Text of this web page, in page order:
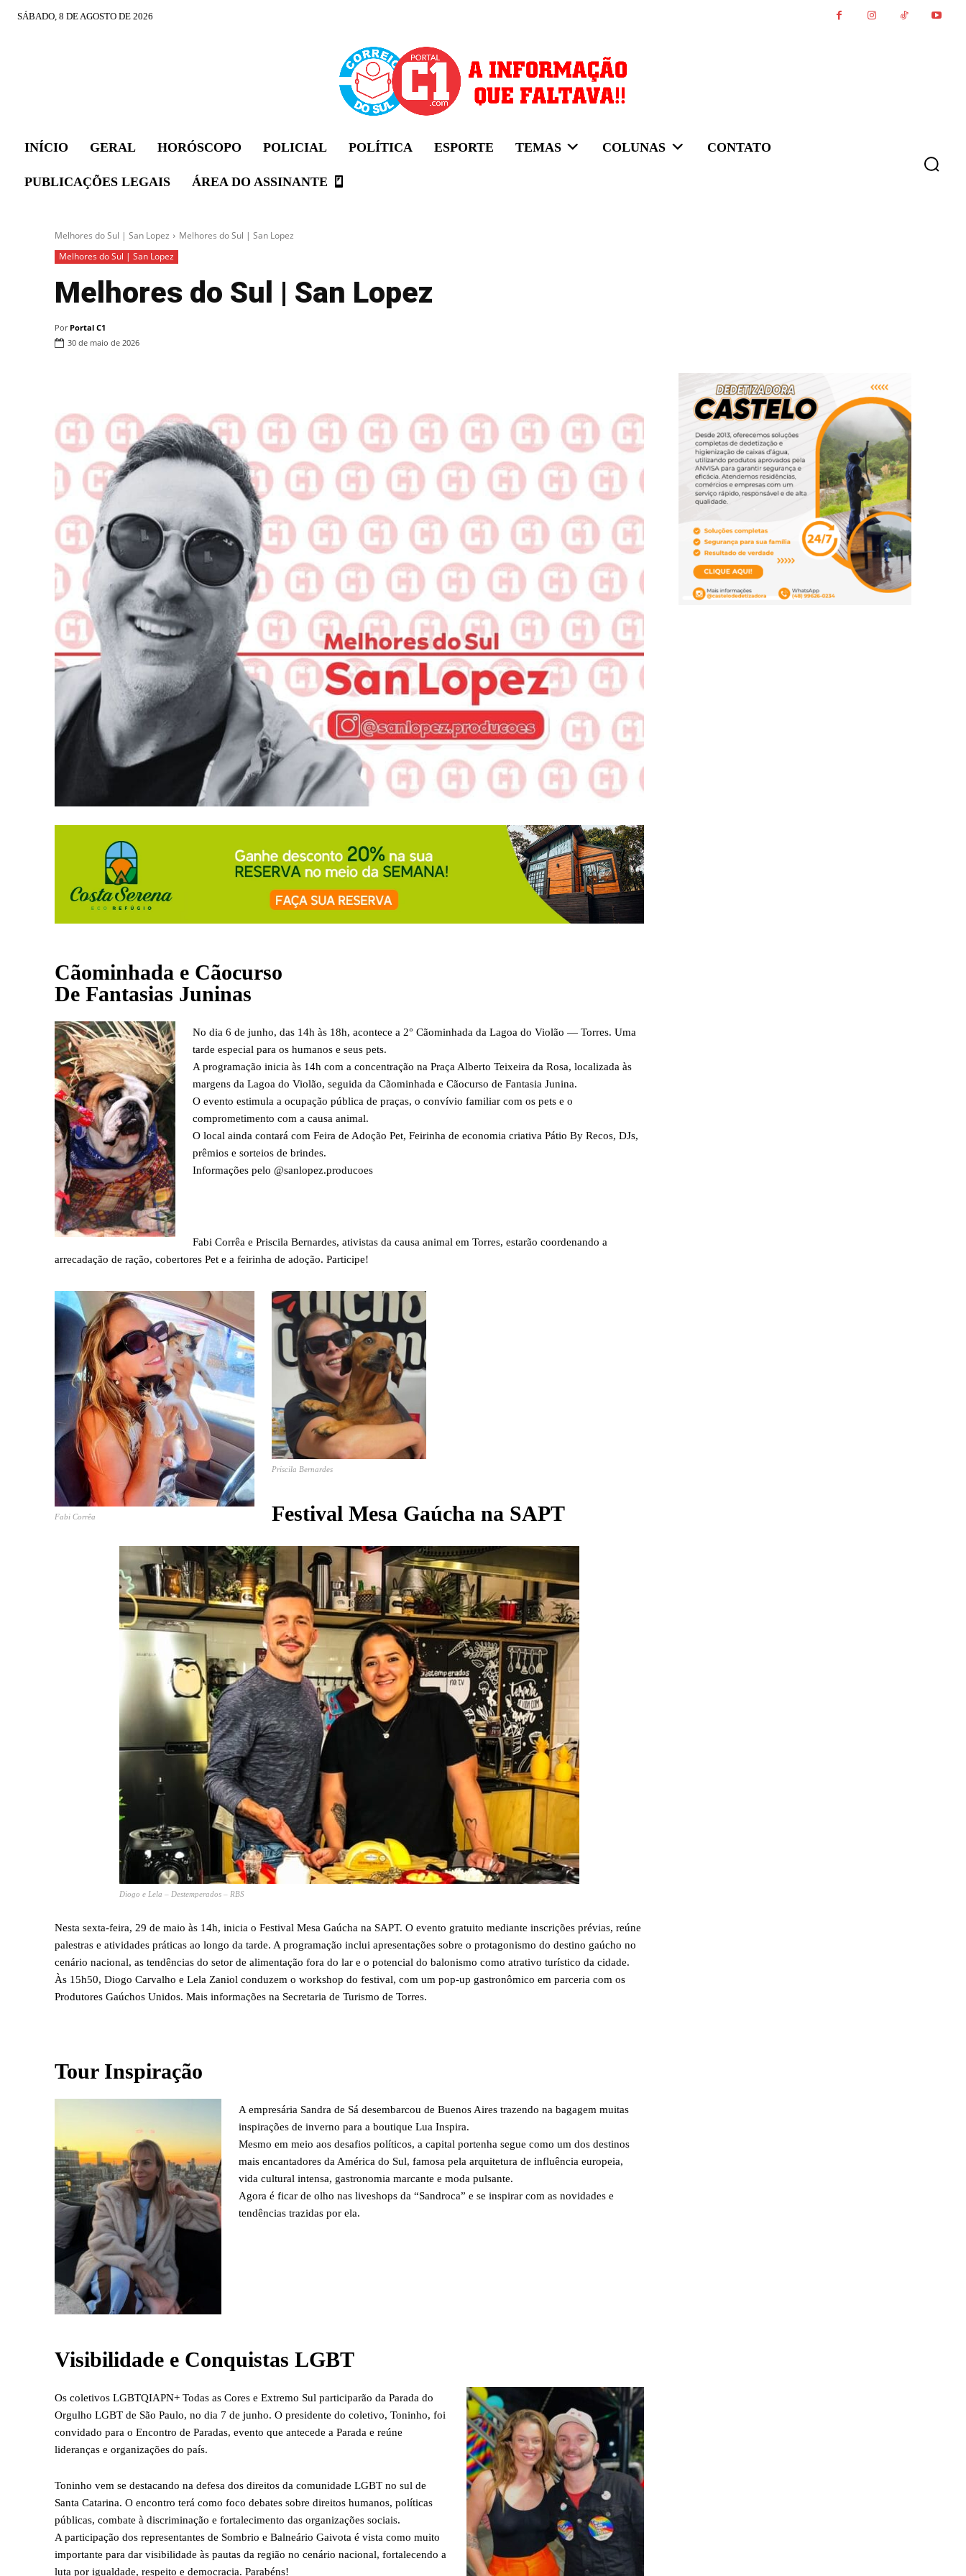
SÁBADO, 8 DE AGOSTO DE 2026
INÍCIO GERAL HORÓSCOPO POLICIAL POLÍTICA ESPORTE TEMAS COLUNAS CONTATO
PUBLICAÇÕES LEGAIS ÁREA DO ASSINANTE
Melhores do Sul | San Lopez
Melhores do Sul | San Lopez
Melhores do Sul | San Lopez
Melhores do Sul | San Lopez
Por Portal C1
30 de maio de 2026
Cãominhada e Cãocurso
De Fantasias Juninas
No dia 6 de junho, das 14h às 18h, acontece a 2° Cãominhada da Lagoa do Violão — Torres. Uma
tarde especial para os humanos e seus pets.
A programação inicia às 14h com a concentração na Praça Alberto Teixeira da Rosa, localizada às
margens da Lagoa do Violão, seguida da Cãominhada e Cãocurso de Fantasia Junina.
O evento estimula a ocupação pública de praças, o convívio familiar com os pets e o
comprometimento com a causa animal.
O local ainda contará com Feira de Adoção Pet, Feirinha de economia criativa Pátio By Recos, DJs,
prêmios e sorteios de brindes.
Informações pelo @sanlopez.producoes
Fabi Corrêa e Priscila Bernardes, ativistas da causa animal em Torres, estarão coordenando a
arrecadação de ração, cobertores Pet e a feirinha de adoção. Participe!
Fabi Corrêa
Priscila Bernardes
Festival Mesa Gaúcha na SAPT
Diogo e Lela – Destemperados – RBS
Nesta sexta-feira, 29 de maio às 14h, inicia o Festival Mesa Gaúcha na SAPT. O evento gratuito mediante inscrições prévias, reúne
palestras e atividades práticas ao longo da tarde. A programação inclui apresentações sobre o protagonismo do destino gaúcho no
cenário nacional, as tendências do setor de alimentação fora do lar e o potencial do balonismo como atrativo turístico da cidade.
Às 15h50, Diogo Carvalho e Lela Zaniol conduzem o workshop do festival, com um pop-up gastronômico em parceria com os
Produtores Gaúchos Unidos. Mais informações na Secretaria de Turismo de Torres.
Tour Inspiração
A empresária Sandra de Sá desembarcou de Buenos Aires trazendo na bagagem muitas
inspirações de inverno para a boutique Lua Inspira.
Mesmo em meio aos desafios políticos, a capital portenha segue como um dos destinos
mais encantadores da América do Sul, famosa pela arquitetura de influência europeia,
vida cultural intensa, gastronomia marcante e moda pulsante.
Agora é ficar de olho nas liveshops da “Sandroca” e se inspirar com as novidades e
tendências trazidas por ela.
Visibilidade e Conquistas LGBT
Os coletivos LGBTQIAPN+ Todas as Cores e Extremo Sul participarão da Parada do
Orgulho LGBT de São Paulo, no dia 7 de junho. O presidente do coletivo, Toninho, foi
convidado para o Encontro de Paradas, evento que antecede a Parada e reúne
lideranças e organizações do país.
Toninho vem se destacando na defesa dos direitos da comunidade LGBT no sul de
Santa Catarina. O encontro terá como foco debates sobre direitos humanos, políticas
públicas, combate à discriminação e fortalecimento das organizações sociais.
A participação dos representantes de Sombrio e Balneário Gaivota é vista como muito
importante para dar visibilidade às pautas da região no cenário nacional, fortalecendo a
luta por igualdade, respeito e democracia. Parabéns!